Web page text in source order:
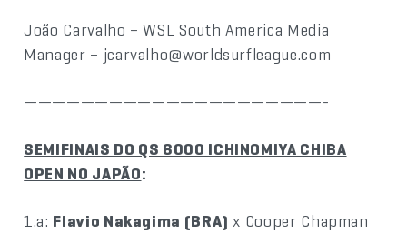
João Carvalho – WSL South America Media
Manager – jcarvalho@worldsurfleague.com
—————————————————————-
SEMIFINAIS DO QS 6000 ICHINOMIYA CHIBA
OPEN NO JAPÃO:
1.a: Flavio Nakagima (BRA) x Cooper Chapman